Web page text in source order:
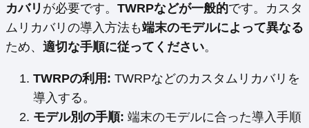
カバリ が必要です。 TWRPなどが一般的です。カスタ
ムリカバリの導入方法も端末のモデルによって異なる
ため、 適切な手順に従ってください。
TWRPの利用: TWRPなどのカスタムリカバリを
導入する。
モデル別の手順: 端末のモデルに合った導入手順